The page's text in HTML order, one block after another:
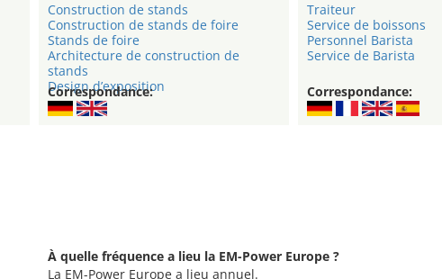
Construction de stands
Construction de stands de foire
Stands de foire
Architecture de construction de
stands
Design d’exposition
Correspondance:
Traiteur
Service de boissons
Personnel Barista
Service de Barista
Correspondance:
À quelle fréquence a lieu la EM-Power Europe ?
La EM-Power Europe a lieu annuel.